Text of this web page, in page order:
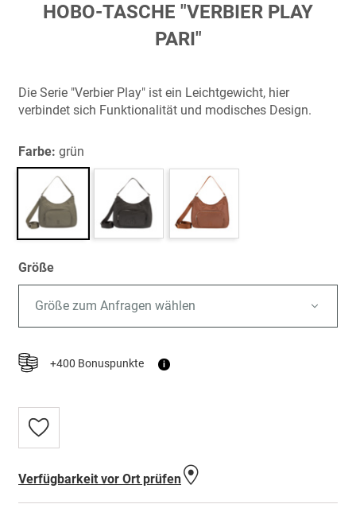
AnfangHOBO-TASCHE "VERBIER PLAY
PARI"
Die Serie "Verbier Play" ist ein Leichtgewicht, hier
verbindet sich Funktionalität und modisches Design.
Farbe: grün
Größe
Größe zum Anfragen wählen
+400 Bonuspunkte i
Zur
Wunschliste
Verfügbarkeit vor Ort prüfen